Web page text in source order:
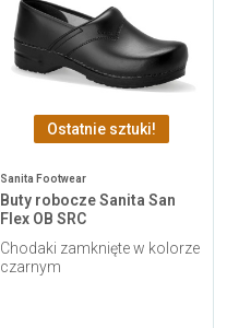
Ostatnie sztuki!
Sanita Footwear
Buty robocze Sanita San
Flex OB SRC
Chodaki zamknięte w kolorze
czarnym